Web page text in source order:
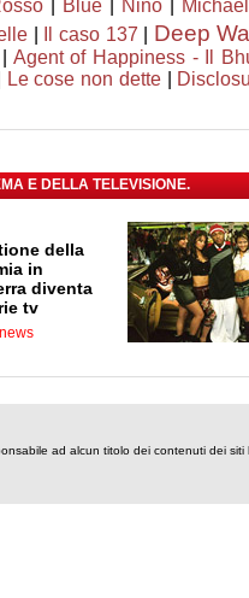
Blue Nino
Michael
Il caso 137 Deep
Agent of Happiness - Il
Le cose non dette|
E DELLA TELEVISIONE.
della
in
diventa
tv
ad alcun titolo dei contenuti dei siti